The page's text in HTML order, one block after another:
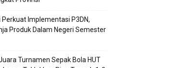
Perkuat Implementasi P3DN,
Produk Dalam Negeri Semester
Turnamen Sepak Bola HUT